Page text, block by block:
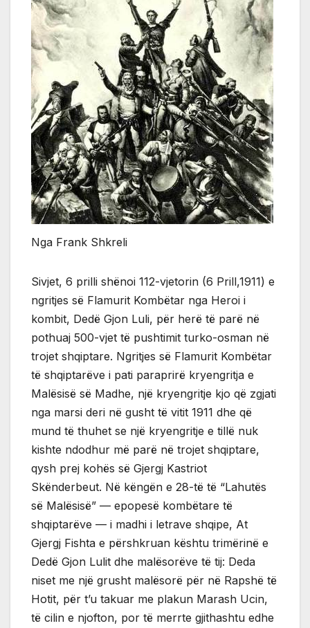
Nga Frank Shkreli
Sivjet, 6 prilli shënoi 112-vjetorin (6 Prill,1911) e
ngritjes së Flamurit Kombëtar nga Heroi i
kombit, Dedë Gjon Luli, për herë të parë në
pothuaj 500-vjet të pushtimit turko-osman në
trojet shqiptare. Ngritjes së Flamurit Kombëtar
të shqiptarëve i pati paraprirë kryengritja e
Malësisë së Madhe, një kryengritje kjo që zgjati
nga marsi deri në gusht të vitit 1911 dhe që
mund të thuhet se një kryengritje e tillë nuk
kishte ndodhur më parë në trojet shqiptare,
qysh prej kohës së Gjergj Kastriot
Skënderbeut. Në këngën e 28-të të “Lahutës
së Malësisë” — epopesë kombëtare të
shqiptarëve — i madhi i letrave shqipe, At
Gjergj Fishta e përshkruan kështu trimërinë e
Dedë Gjon Lulit dhe malësorëve të tij: Deda
niset me një grusht malësorë për në Rapshë të
Hotit, për t’u takuar me plakun Marash Ucin,
të cilin e njofton, por të merrte gjithashtu edhe